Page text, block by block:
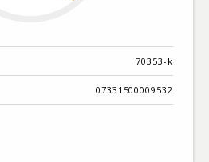
70353-k
07331500009532